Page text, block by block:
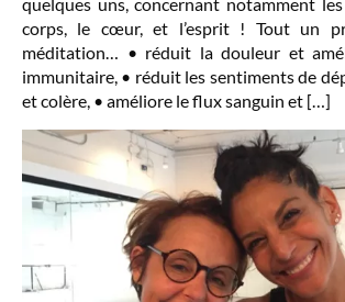
corps, le cœur, et l’esprit ! Tout un
méditation… • réduit la douleur et
immunitaire, • réduit les sentiments de
et colère, • améliore le flux sanguin et […]